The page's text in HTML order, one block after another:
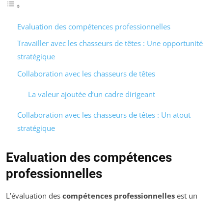
Evaluation des compétences professionnelles
Travailler avec les chasseurs de têtes : Une opportunité
stratégique
Collaboration avec les chasseurs de têtes
La valeur ajoutée d’un cadre dirigeant
Collaboration avec les chasseurs de têtes : Un atout
stratégique
Evaluation des compétences
professionnelles
L’évaluation des compétences professionnelles est un